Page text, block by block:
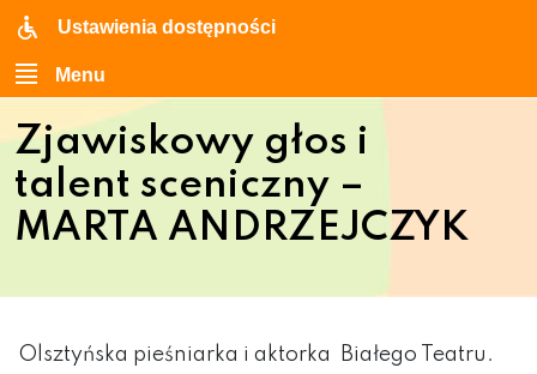
Ustawienia dostępności
Menu
Zjawiskowy głos i
talent sceniczny –
MARTA ANDRZEJCZYK
Olsztyńska pieśniarka i aktorka Białego Teatru.